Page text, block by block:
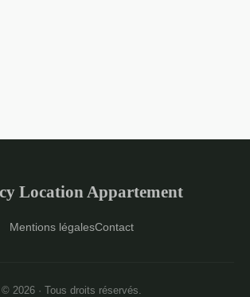
Location Appartement
Mentions légalesContact
© 2026 · Tous droits réservés.